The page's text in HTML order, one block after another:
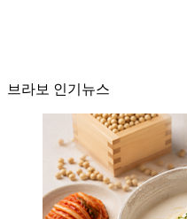
브라보 인기뉴스